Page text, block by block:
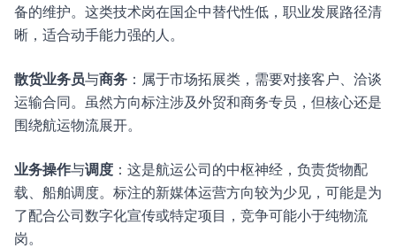
备的维护。这类技术岗在国企中替代性低，职业发展路径清
晰，适合动手能力强的人。
散货业务员与商务 ：属于市场拓展类，需要对接客户、洽谈
运输合同。虽然方向标注涉及外贸和商务专员，但核心还是
围绕航运物流展开。
业务操作与调度 ：这是航运公司的中枢神经，负责货物配
载、船舶调度。标注的新媒体运营方向较为少见，可能是为
了配合公司数字化宣传或特定项目，竞争可能小于纯物流
岗。